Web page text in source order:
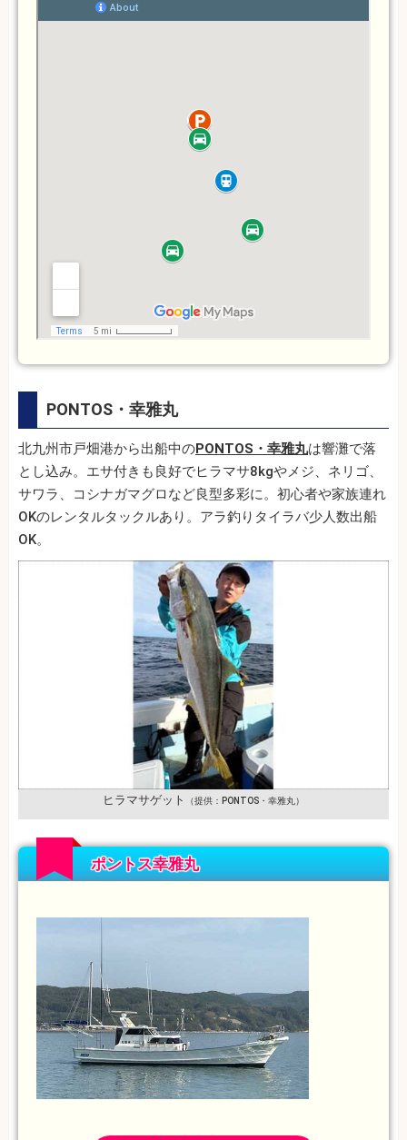
PONTOS・幸雅丸
北九州市戸畑港から出船中のPONTOS・幸雅丸は響灘で落
とし込み。エサ付きも良好でヒラマサ8kgやメジ、ネリゴ、
サワラ、コシナガマグロなど良型多彩に。初心者や家族連れ
OKのレンタルタックルあり。アラ釣りタイラバ少人数出船
OK。
ヒラマサゲット （提供：PONTOS・幸雅丸）
ポントス幸雅丸